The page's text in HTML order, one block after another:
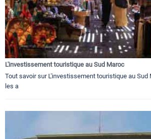
L'investissement touristique au Sud Maroc
Tout savoir sur L'investissement touristique au Sud
les a